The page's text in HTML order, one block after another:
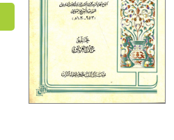
إختياراتنا
كتب
أكاديمية
صندوق
القراءة
iKitab
بلا
حدود
أسئلة
يتكرر
أسئلة
يتكرر
طرحها
تحميل
masmu3
على
المواضيع
الأكثر
مبيعاً
إختياراتنا
وسائل
تعليمية
الصحة
والعناية
الشخصية
جديد